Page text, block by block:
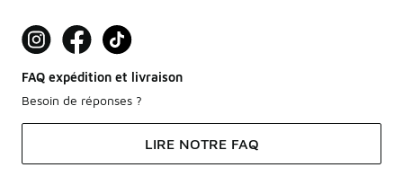
FAQ expédition et livraison
Besoin de réponses ?
LIRE NOTRE FAQ